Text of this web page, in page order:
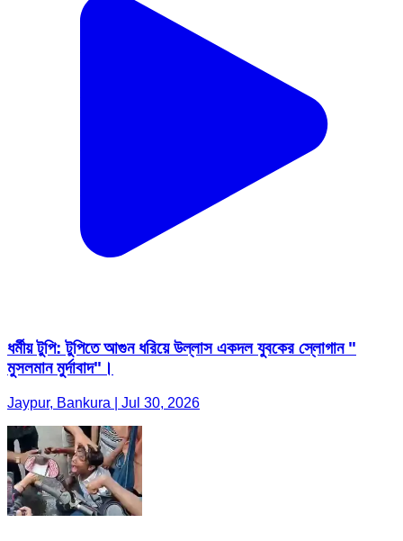
ধর্মীয় টুপি: টুপিতে আগুন ধরিয়ে উল্লাস একদল যুবকের স্লোগান "
মুসলমান মুর্দাবাদ"।
Jaypur, Bankura | Jul 30, 2026